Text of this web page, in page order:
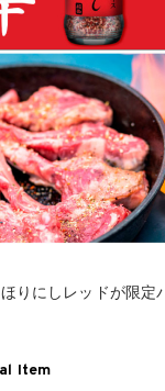
りにしレッドが限定
Item